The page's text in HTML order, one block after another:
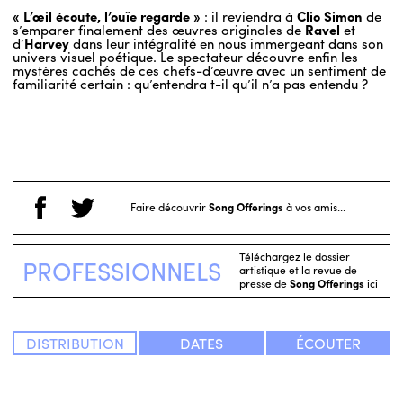
« L’œil écoute, l’ouïe regarde » : il reviendra à Clio Simon de
s’emparer finalement des œuvres originales de Ravel et
d’Harveydans leur intégralité en nous immergeant dans son
univers visuel poétique. Le spectateur découvre enfin les
mystères cachés de ces chefs-d’œuvre avec un sentiment de
familiarité certain : qu’entendra t-il qu’il n’a pas entendu ?
Faire découvrirSong Offeringsà vos amis...
PROFESSIONNELS
Téléchargez le dossier
artistique et la revue de
presse deSong Offeringsici
DISTRIBUTION DATES ÉCOUTER